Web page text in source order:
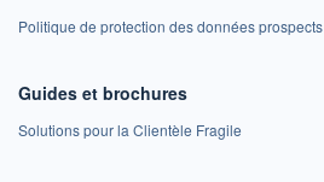
Politique de protection des données prospects
Guides et brochures
Solutions pour la Clientèle Fragile